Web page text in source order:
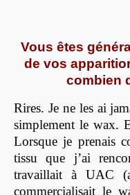
Vous êtes
de vos
combien
Rires. Je ne les ai
simplement le wax.
Lorsque je prenais
tissu que j’ai
travaillait à UAC
commercialisait le